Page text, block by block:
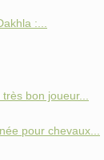
:...
bon joueur...
pour chevaux...